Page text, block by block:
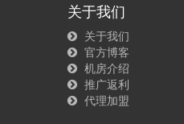
关于我们
关于我们
官方博客
机房介绍
推广返利
代理加盟